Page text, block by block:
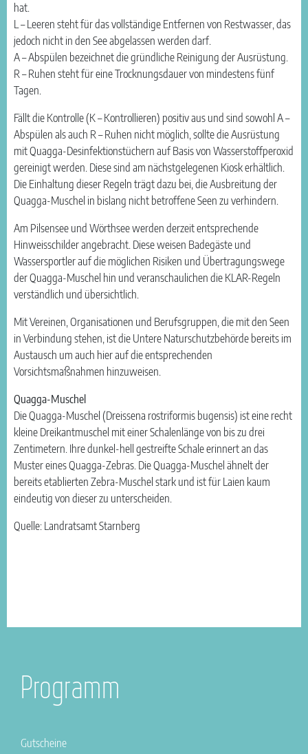
hat.
L – Leeren steht für das vollständige Entfernen von Restwasser, das
jedoch nicht in den See abgelassen werden darf.
A – Abspülen bezeichnet die gründliche Reinigung der Ausrüstung.
R – Ruhen steht für eine Trocknungsdauer von mindestens fünf
Tagen.
Fällt die Kontrolle (K – Kontrollieren) positiv aus und sind sowohl A –
Abspülen als auch R – Ruhen nicht möglich, sollte die Ausrüstung
mit Quagga-Desinfektionstüchern auf Basis von Wasserstoffperoxid
gereinigt werden. Diese sind am nächstgelegenen Kiosk erhältlich.
Die Einhaltung dieser Regeln trägt dazu bei, die Ausbreitung der
Quagga-Muschel in bislang nicht betroffene Seen zu verhindern.
Am Pilsensee und Wörthsee werden derzeit entsprechende
Hinweisschilder angebracht. Diese weisen Badegäste und
Wassersportler auf die möglichen Risiken und Übertragungswege
der Quagga-Muschel hin und veranschaulichen die KLAR-Regeln
verständlich und übersichtlich.
Mit Vereinen, Organisationen und Berufsgruppen, die mit den Seen
in Verbindung stehen, ist die Untere Naturschutzbehörde bereits im
Austausch um auch hier auf die entsprechenden
Vorsichtsmaßnahmen hinzuweisen.
Quagga-Muschel
Die Quagga-Muschel (Dreissena rostriformis bugensis) ist eine recht
kleine Dreikantmuschel mit einer Schalenlänge von bis zu drei
Zentimetern. Ihre dunkel-hell gestreifte Schale erinnert an das
Muster eines Quagga-Zebras. Die Quagga-Muschel ähnelt der
bereits etablierten Zebra-Muschel stark und ist für Laien kaum
eindeutig von dieser zu unterscheiden.
Quelle: Landratsamt Starnberg
Programm
Gutscheine